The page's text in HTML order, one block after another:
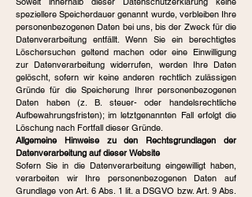
speziellere Speicherdauer genannt wurde, verbleiben Ihre
personenbezogenen Daten bei uns, bis der Zweck für die
Datenverarbeitung entfällt. Wenn Sie ein berechtigtes
Löschersuchen geltend machen oder eine Einwilligung
zur Datenverarbeitung widerrufen, werden Ihre Daten
gelöscht, sofern wir keine anderen rechtlich zulässigen
Gründe für die Speicherung Ihrer personenbezogenen
Daten haben (z. B. steuer- oder handelsrechtliche
Aufbewahrungsfristen); im letztgenannten Fall erfolgt die
Löschung nach Fortfall dieser Gründe.
Allgemeine Hinweise zu den Rechtsgrundlagen der
Datenverarbeitung auf dieser Website
Sofern Sie in die Datenverarbeitung eingewilligt haben,
verarbeiten wir Ihre personenbezogenen Daten auf
Grundlage von Art. 6 Abs. 1 lit. a DSGVO bzw. Art. 9 Abs.